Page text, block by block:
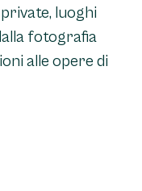
luoghi
fotografia
alle opere di